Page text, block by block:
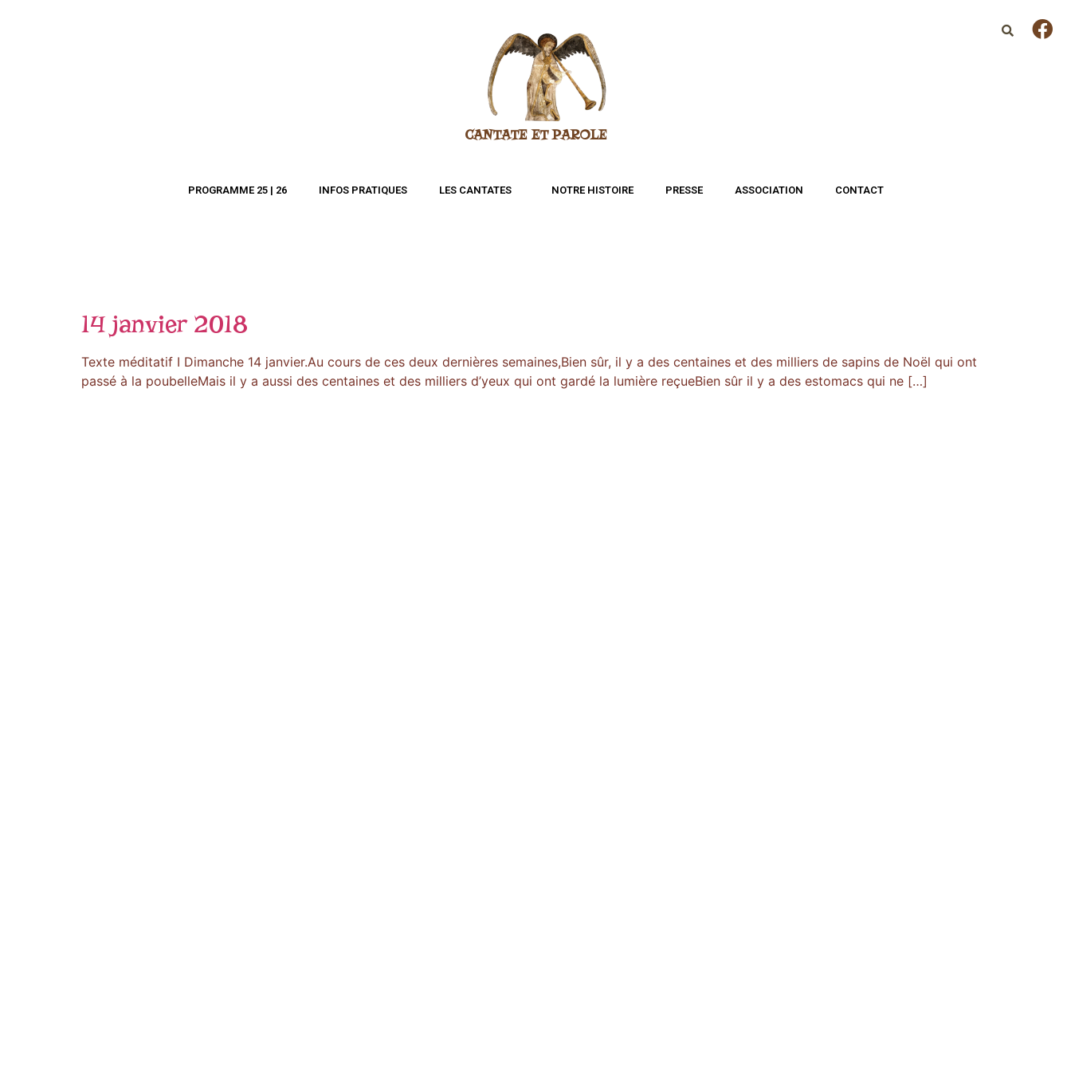
CANTATE ET PAROLE
PROGRAMME 25 | 26 INFOS PRATIQUES LES CANTATES NOTRE HISTOIRE PRESSE ASSOCIATION CONTACT
14 janvier 2018
Texte méditatif I Dimanche 14 janvier.Au cours de ces deux dernières semaines,Bien sûr, il y a des centaines et des milliers de sapins de Noël qui ont
passé à la poubelleMais il y a aussi des centaines et des milliers d’yeux qui ont gardé la lumière reçueBien sûr il y a des estomacs qui ne […]